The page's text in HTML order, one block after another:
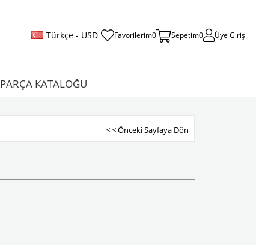
Türkçe - USD Favorilerim0 Sepetim0 Üye Girişi
PARÇA KATALOĞU
< < Önceki Sayfaya Dön